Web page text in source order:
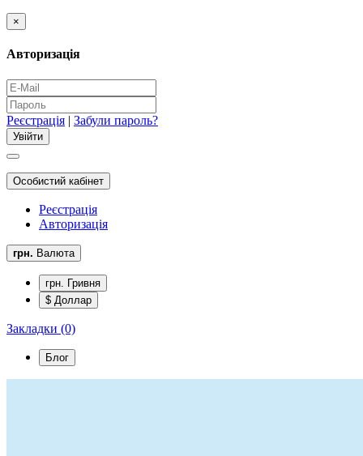
×
Авторизація
Реєстрація | Забули пароль?
Особистий кабінет
Реєстрація
Авторизація
грн. Валюта
грн. Гривня
$ Доллар
Закладки (0)
Блог